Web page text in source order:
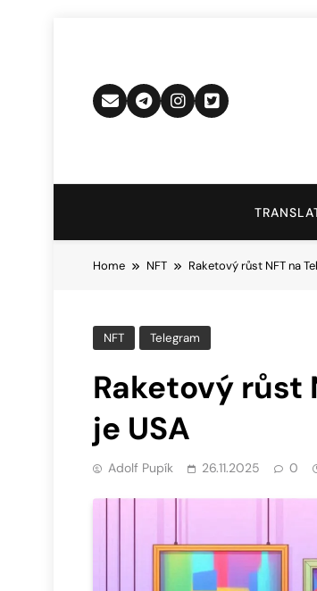
Home NFT Raketový růst NFT na
NFT Telegram
Raketový růst
je USA
Adolf Pupík 26.11.2025 0